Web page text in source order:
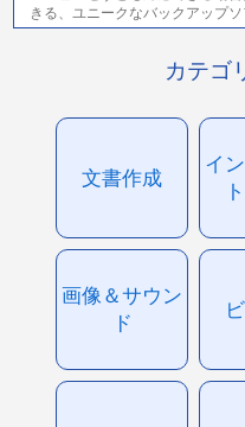
きる、ユニークなバックアップソ
カテゴ
文書作成
イ
画像＆サウン
ド